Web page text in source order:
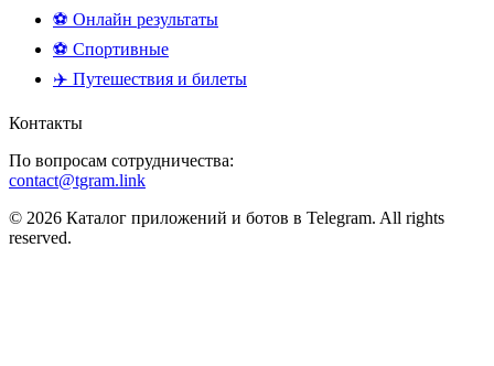
⚽ Онлайн результаты
⚽ Спортивные
✈️ Путешествия и билеты
Контакты
По вопросам сотрудничества:
contact@tgram.link
© 2026 Каталог приложений и ботов в Telegram. All rights
reserved.